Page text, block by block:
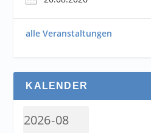
alle Veranstaltungen
KALENDER